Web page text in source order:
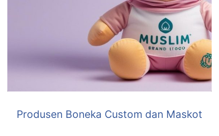
Produsen Boneka Custom dan Maskot